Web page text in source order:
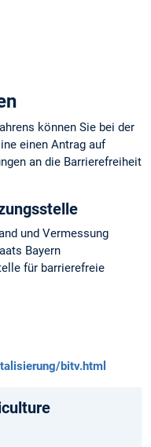
können Sie bei der
einen Antrag auf
an die Barrierefreiheit
und Vermessung
Bayern
für barrierefreie
bitv.html